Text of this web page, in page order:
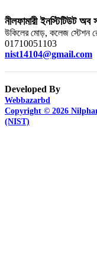
নীলফামারী ইনস্টিটিউট
উকিলের মোড়, কলেজ স্টেশন
01710051103
nist14104@gmail.com
Developed By
Webbazarbd
Copyright © 2026
(NIST)